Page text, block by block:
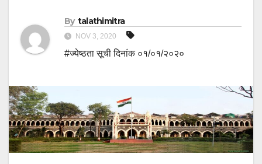
By talathimitra
NOV 3, 2020
#ज्येष्ठता सूची दिनांक ०१/०१/२०२०